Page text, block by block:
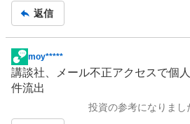
返信
掲
示
板
moy*****
講談社、メール不正アクセスで個
件流出
投資の参考になりまし